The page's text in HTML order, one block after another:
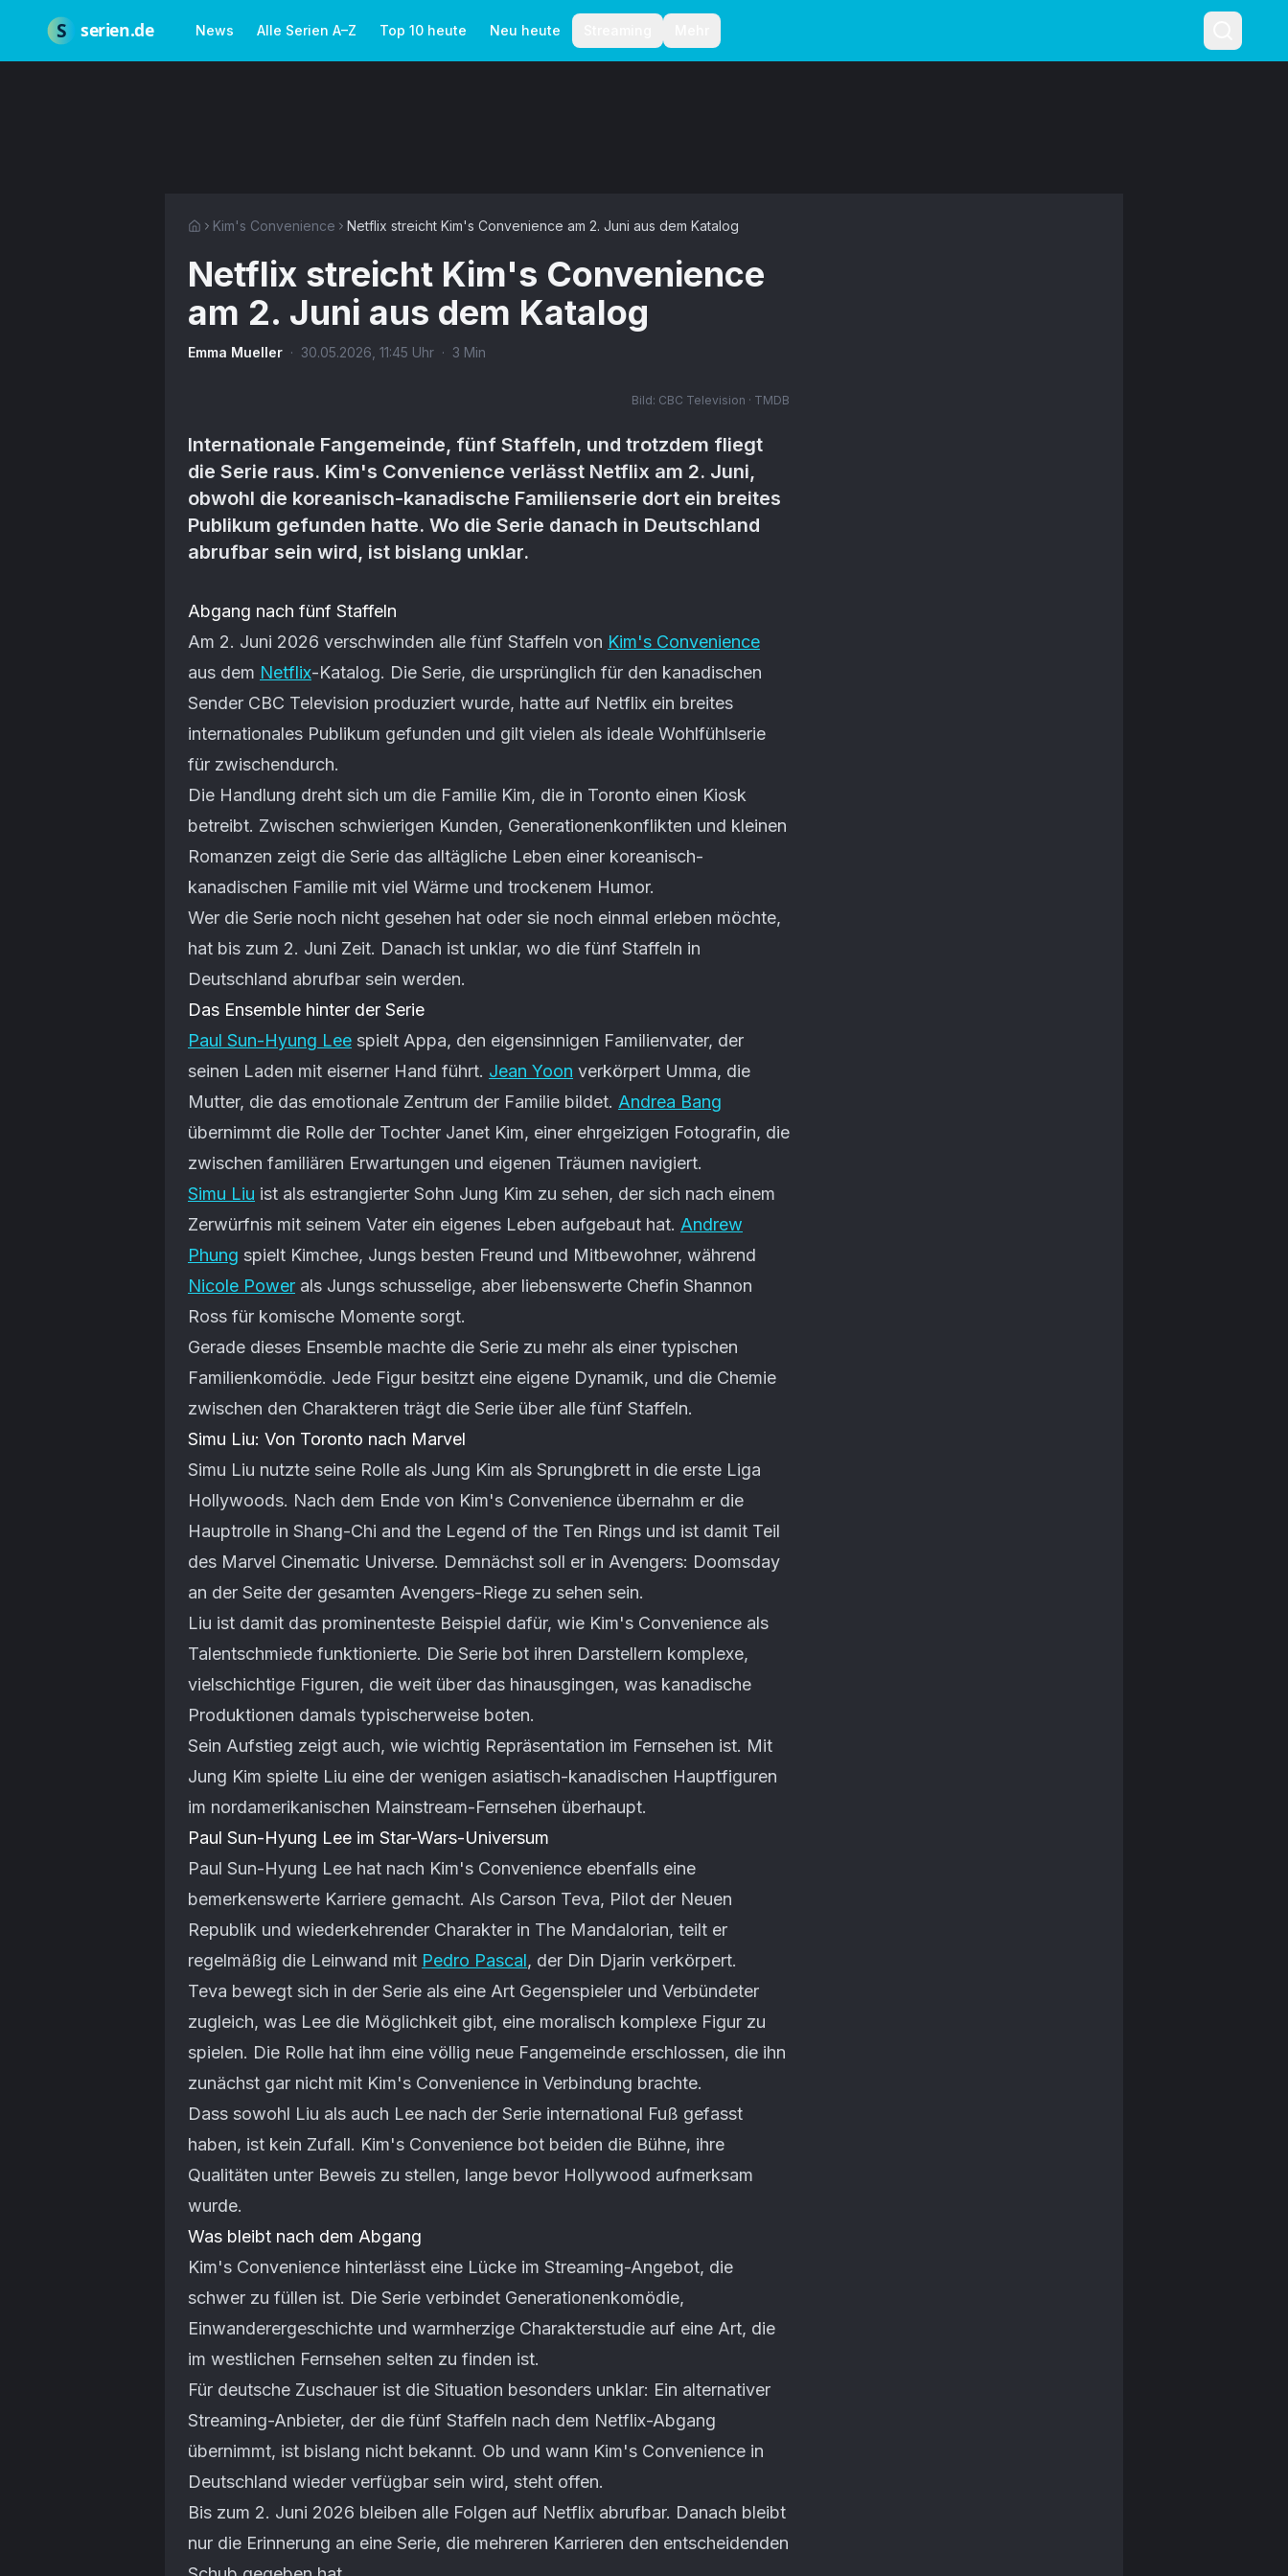
S serien.de News Alle Serien A–Z Top 10 heute Neu heute
Kim's Convenience Netflix streicht Kim's Convenience am 2. Juni aus dem Katalog
Netflix streicht Kim's Convenience
am 2. Juni aus dem Katalog
Emma Mueller · 30.05.2026 11:45 Uhr · 3 Min
Bild: CBC Television · TMDB
Internationale Fangemeinde, fünf Staffeln, und trotzdem fliegt
die Serie raus. Kim's Convenience verlässt Netflix am 2. Juni,
obwohl die koreanisch-kanadische Familienserie dort ein breites
Publikum gefunden hatte. Wo die Serie danach in Deutschland
abrufbar sein wird, ist bislang unklar.
Artikel-Inhalt
Abgang nach fünf Staffeln
Am 2. Juni 2026 verschwinden alle fünf Staffeln von Kim's Convenience
aus dem Netflix-Katalog. Die Serie, die ursprünglich für den kanadischen
Sender CBC Television produziert wurde, hatte auf Netflix ein breites
internationales Publikum gefunden und gilt vielen als ideale Wohlfühlserie
für zwischendurch.
Die Handlung dreht sich um die Familie Kim, die in Toronto einen Kiosk
betreibt. Zwischen schwierigen Kunden, Generationenkonflikten und kleinen
Romanzen zeigt die Serie das alltägliche Leben einer koreanisch-
kanadischen Familie mit viel Wärme und trockenem Humor.
Wer die Serie noch nicht gesehen hat oder sie noch einmal erleben möchte,
hat bis zum 2. Juni Zeit. Danach ist unklar, wo die fünf Staffeln in
Deutschland abrufbar sein werden.
Das Ensemble hinter der Serie
Paul Sun-Hyung Lee spielt Appa, den eigensinnigen Familienvater, der
seinen Laden mit eiserner Hand führt. Jean Yoon verkörpert Umma, die
Mutter, die das emotionale Zentrum der Familie bildet. Andrea Bang
übernimmt die Rolle der Tochter Janet Kim, einer ehrgeizigen Fotografin, die
zwischen familiären Erwartungen und eigenen Träumen navigiert.
Simu Liu ist als estrangierter Sohn Jung Kim zu sehen, der sich nach einem
Zerwürfnis mit seinem Vater ein eigenes Leben aufgebaut hat. Andrew
Phung spielt Kimchee, Jungs besten Freund und Mitbewohner, während
Nicole Power als Jungs schusselige, aber liebenswerte Chefin Shannon
Ross für komische Momente sorgt.
Gerade dieses Ensemble machte die Serie zu mehr als einer typischen
Familienkomödie. Jede Figur besitzt eine eigene Dynamik, und die Chemie
zwischen den Charakteren trägt die Serie über alle fünf Staffeln.
Simu Liu: Von Toronto nach Marvel
Simu Liu nutzte seine Rolle als Jung Kim als Sprungbrett in die erste Liga
Hollywoods. Nach dem Ende von Kim's Convenience übernahm er die
Hauptrolle in Shang-Chi and the Legend of the Ten Rings und ist damit Teil
des Marvel Cinematic Universe. Demnächst soll er in Avengers: Doomsday
an der Seite der gesamten Avengers-Riege zu sehen sein.
Liu ist damit das prominenteste Beispiel dafür, wie Kim's Convenience als
Talentschmiede funktionierte. Die Serie bot ihren Darstellern komplexe,
vielschichtige Figuren, die weit über das hinausgingen, was kanadische
Produktionen damals typischerweise boten.
Sein Aufstieg zeigt auch, wie wichtig Repräsentation im Fernsehen ist. Mit
Jung Kim spielte Liu eine der wenigen asiatisch-kanadischen Hauptfiguren
im nordamerikanischen Mainstream-Fernsehen überhaupt.
Paul Sun-Hyung Lee im Star-Wars-Universum
Paul Sun-Hyung Lee hat nach Kim's Convenience ebenfalls eine
bemerkenswerte Karriere gemacht. Als Carson Teva, Pilot der Neuen
Republik und wiederkehrender Charakter in The Mandalorian, teilt er
regelmäßig die Leinwand mit Pedro Pascal, der Din Djarin verkörpert.
Teva bewegt sich in der Serie als eine Art Gegenspieler und Verbündeter
zugleich, was Lee die Möglichkeit gibt, eine moralisch komplexe Figur zu
spielen. Die Rolle hat ihm eine völlig neue Fangemeinde erschlossen, die ihn
zunächst gar nicht mit Kim's Convenience in Verbindung brachte.
Dass sowohl Liu als auch Lee nach der Serie international Fuß gefasst
haben, ist kein Zufall. Kim's Convenience bot beiden die Bühne, ihre
Qualitäten unter Beweis zu stellen, lange bevor Hollywood aufmerksam
wurde.
Was bleibt nach dem Abgang
Kim's Convenience hinterlässt eine Lücke im Streaming-Angebot, die
schwer zu füllen ist. Die Serie verbindet Generationenkomödie,
Einwanderergeschichte und warmherzige Charakterstudie auf eine Art, die
im westlichen Fernsehen selten zu finden ist.
Für deutsche Zuschauer ist die Situation besonders unklar: Ein alternativer
Streaming-Anbieter, der die fünf Staffeln nach dem Netflix-Abgang
übernimmt, ist bislang nicht bekannt. Ob und wann Kim's Convenience in
Deutschland wieder verfügbar sein wird, steht offen.
Bis zum 2. Juni 2026 bleiben alle Folgen auf Netflix abrufbar. Danach bleibt
nur die Erinnerung an eine Serie, die mehreren Karrieren den entscheidenden
Redaktionelle RichtlinienAutoren